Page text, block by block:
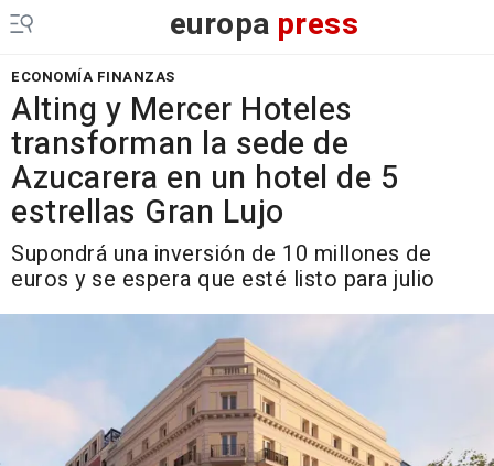
europa press
ECONOMÍA FINANZAS
Alting y Mercer Hoteles
transforman la sede de
Azucarera en un hotel de 5
estrellas Gran Lujo
Supondrá una inversión de 10 millones de
euros y se espera que esté listo para julio